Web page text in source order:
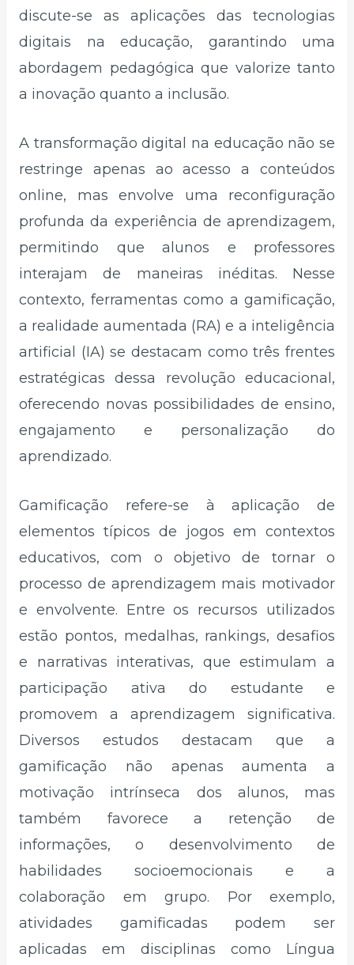
discute-se as aplicações das tecnologias
digitais na educação, garantindo uma
abordagem pedagógica que valorize tanto
a inovação quanto a inclusão.
A transformação digital na educação não se
restringe apenas ao acesso a conteúdos
online, mas envolve uma reconfiguração
profunda da experiência de aprendizagem,
permitindo que alunos e professores
interajam de maneiras inéditas. Nesse
contexto, ferramentas como a gamificação,
a realidade aumentada (RA) e a inteligência
artificial (IA) se destacam como três frentes
estratégicas dessa revolução educacional,
oferecendo novas possibilidades de ensino,
engajamento e personalização do
aprendizado.
Gamificação refere-se à aplicação de
elementos típicos de jogos em contextos
educativos, com o objetivo de tornar o
processo de aprendizagem mais motivador
e envolvente. Entre os recursos utilizados
estão pontos, medalhas, rankings, desafios
e narrativas interativas, que estimulam a
participação ativa do estudante e
promovem a aprendizagem significativa.
Diversos estudos destacam que a
gamificação não apenas aumenta a
motivação intrínseca dos alunos, mas
também favorece a retenção de
informações, o desenvolvimento de
habilidades socioemocionais e a
colaboração em grupo. Por exemplo,
atividades gamificadas podem ser
aplicadas em disciplinas como Língua